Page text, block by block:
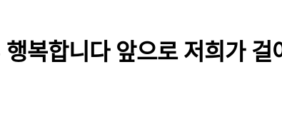
복합니다 앞으로 저희가 걸